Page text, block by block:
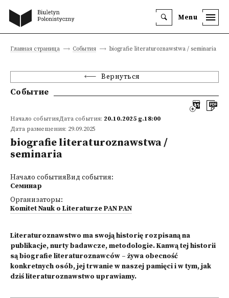
Menu
Главная страница События biografie literaturoznawstwa / seminaria
Вернуться
Событие
Начало событияДата события: 20.10.2025 g.18:00
Дата размещения: 29.09.2025
biografie literaturoznawstwa /
seminaria
Начало событияВид события:
Семинар
Организаторы:
Komitet Nauk o Literaturze PAN PAN
Literaturoznawstwo ma swoją historię rozpisaną na
publikacje, nurty badawcze, metodologie. Kanwą tej historii
są biografie literaturoznawców – żywa obecność
konkretnych osób, jej trwanie w naszej pamięci i w tym, jak
dziś literaturoznawstwo uprawiamy.